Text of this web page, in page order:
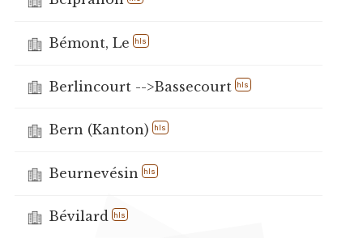
Bémont, Le hls
Berlincourt -->Bassecourt hls
Bern (Kanton) hls
Beurnevésin hls
Bévilard hls